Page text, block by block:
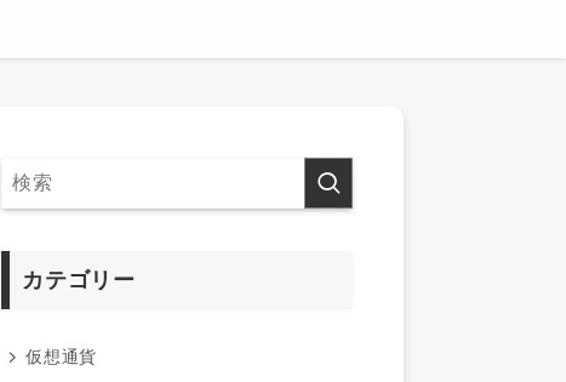
カテゴリー
仮想通貨